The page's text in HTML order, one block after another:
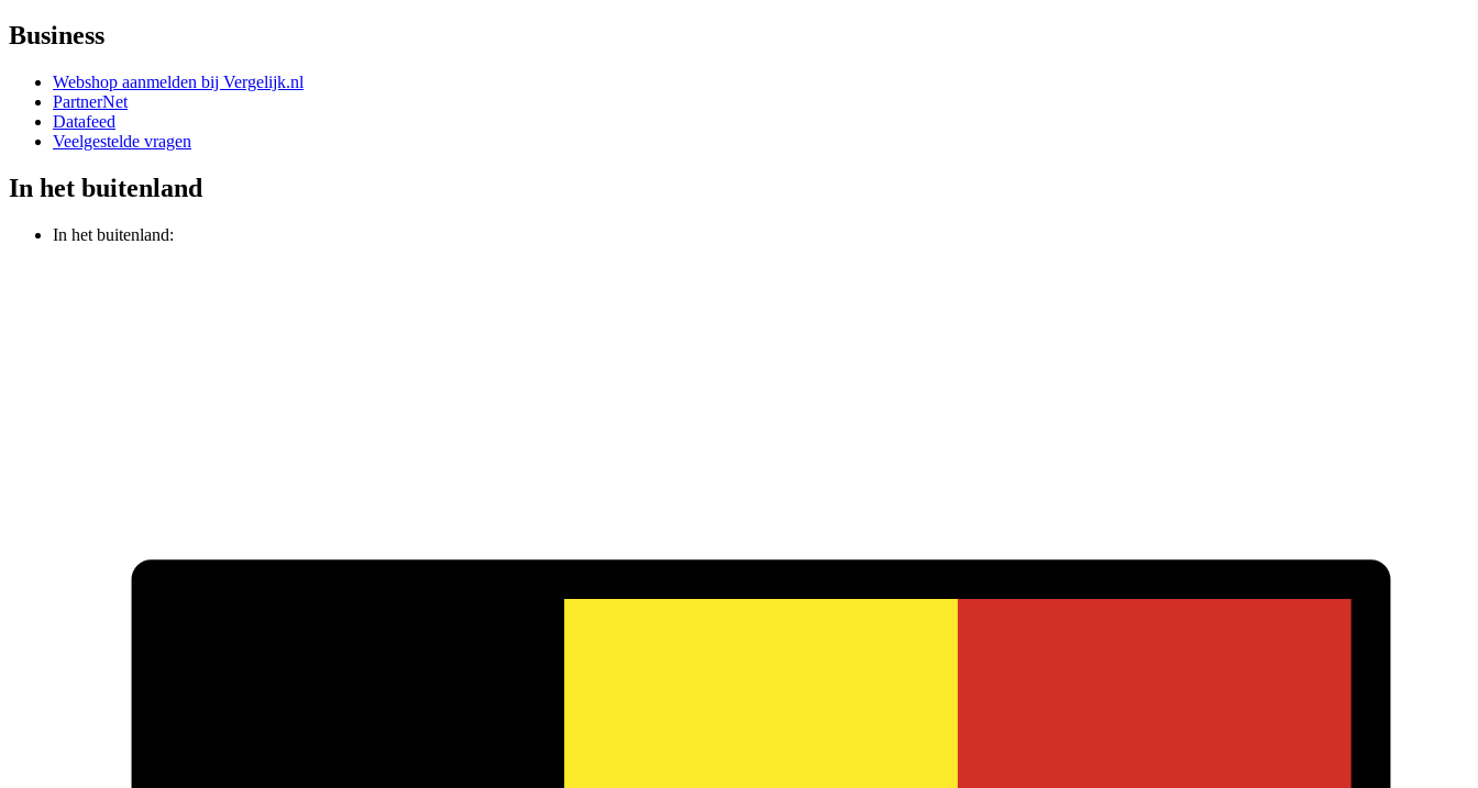
Business
Webshop aanmelden bij Vergelijk.nl
PartnerNet
Datafeed
Veelgestelde vragen
In het buitenland
In het buitenland: